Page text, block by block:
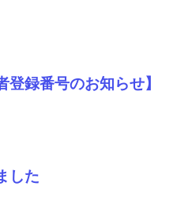
登録番号のお知らせ】
した